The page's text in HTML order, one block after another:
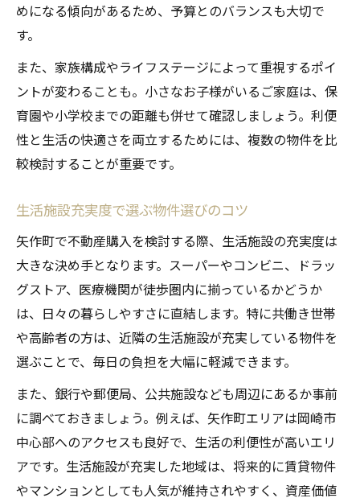
めになる傾向があるため、予算とのバランスも大切で
す。
また、家族構成やライフステージによって重視するポイ
ントが変わることも。小さなお子様がいるご家庭は、保
育園や小学校までの距離も併せて確認しましょう。利便
性と生活の快適さを両立するためには、複数の物件を比
較検討することが重要です。
生活施設充実度で選ぶ物件選びのコツ
矢作町で不動産購入を検討する際、生活施設の充実度は
大きな決め手となります。スーパーやコンビニ、ドラッ
グストア、医療機関が徒歩圏内に揃っているかどうか
は、日々の暮らしやすさに直結します。特に共働き世帯
や高齢者の方は、近隣の生活施設が充実している物件を
選ぶことで、毎日の負担を大幅に軽減できます。
また、銀行や郵便局、公共施設なども周辺にあるか事前
に調べておきましょう。例えば、矢作町エリアは岡崎市
中心部へのアクセスも良好で、生活の利便性が高いエリ
アです。生活施設が充実した地域は、将来的に賃貸物件
やマンションとしても人気が維持されやすく、資産価値